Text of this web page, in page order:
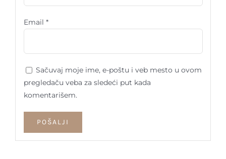
Email *
Sačuvaj moje ime, e-poštu i veb mesto u ovom
pregledaču veba za sledeći put kada
komentarišem.